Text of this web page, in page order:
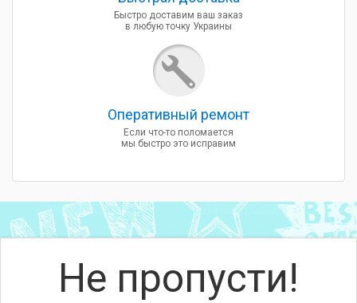
Быстро доставим ваш заказ
в любую точку Украины
Оперативный ремонт
Если что-то поломается
мы быстро это исправим
Не пропусти!